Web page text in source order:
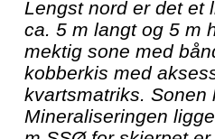
Lengst nord er det et
ca. 5 m langt og 5 m
mektig sone med
kobberkis med
kvartsmatriks. Sonen
Mineraliseringen